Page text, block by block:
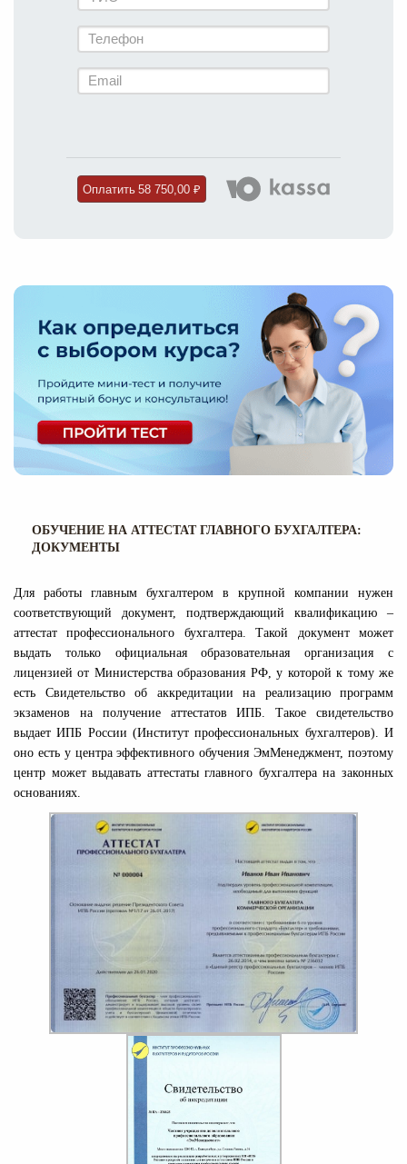
Оплатить 58 750,00 ₽
ОБУЧЕНИЕ НА АТТЕСТАТ ГЛАВНОГО БУХГАЛТЕРА:
ДОКУМЕНТЫ
Для работы главным бухгалтером в крупной компании нужен
соответствующий документ, подтверждающий квалификацию –
аттестат профессионального бухгалтера. Такой документ может
выдать только официальная образовательная организация с
лицензией от Министерства образования РФ, у которой к тому же
есть Свидетельство об аккредитации на реализацию программ
экзаменов на получение аттестатов ИПБ. Такое свидетельство
выдает ИПБ России (Институт профессиональных бухгалтеров). И
оно есть у центра эффективного обучения ЭмМенеджмент, поэтому
центр может выдавать аттестаты главного бухгалтера на законных
основаниях.